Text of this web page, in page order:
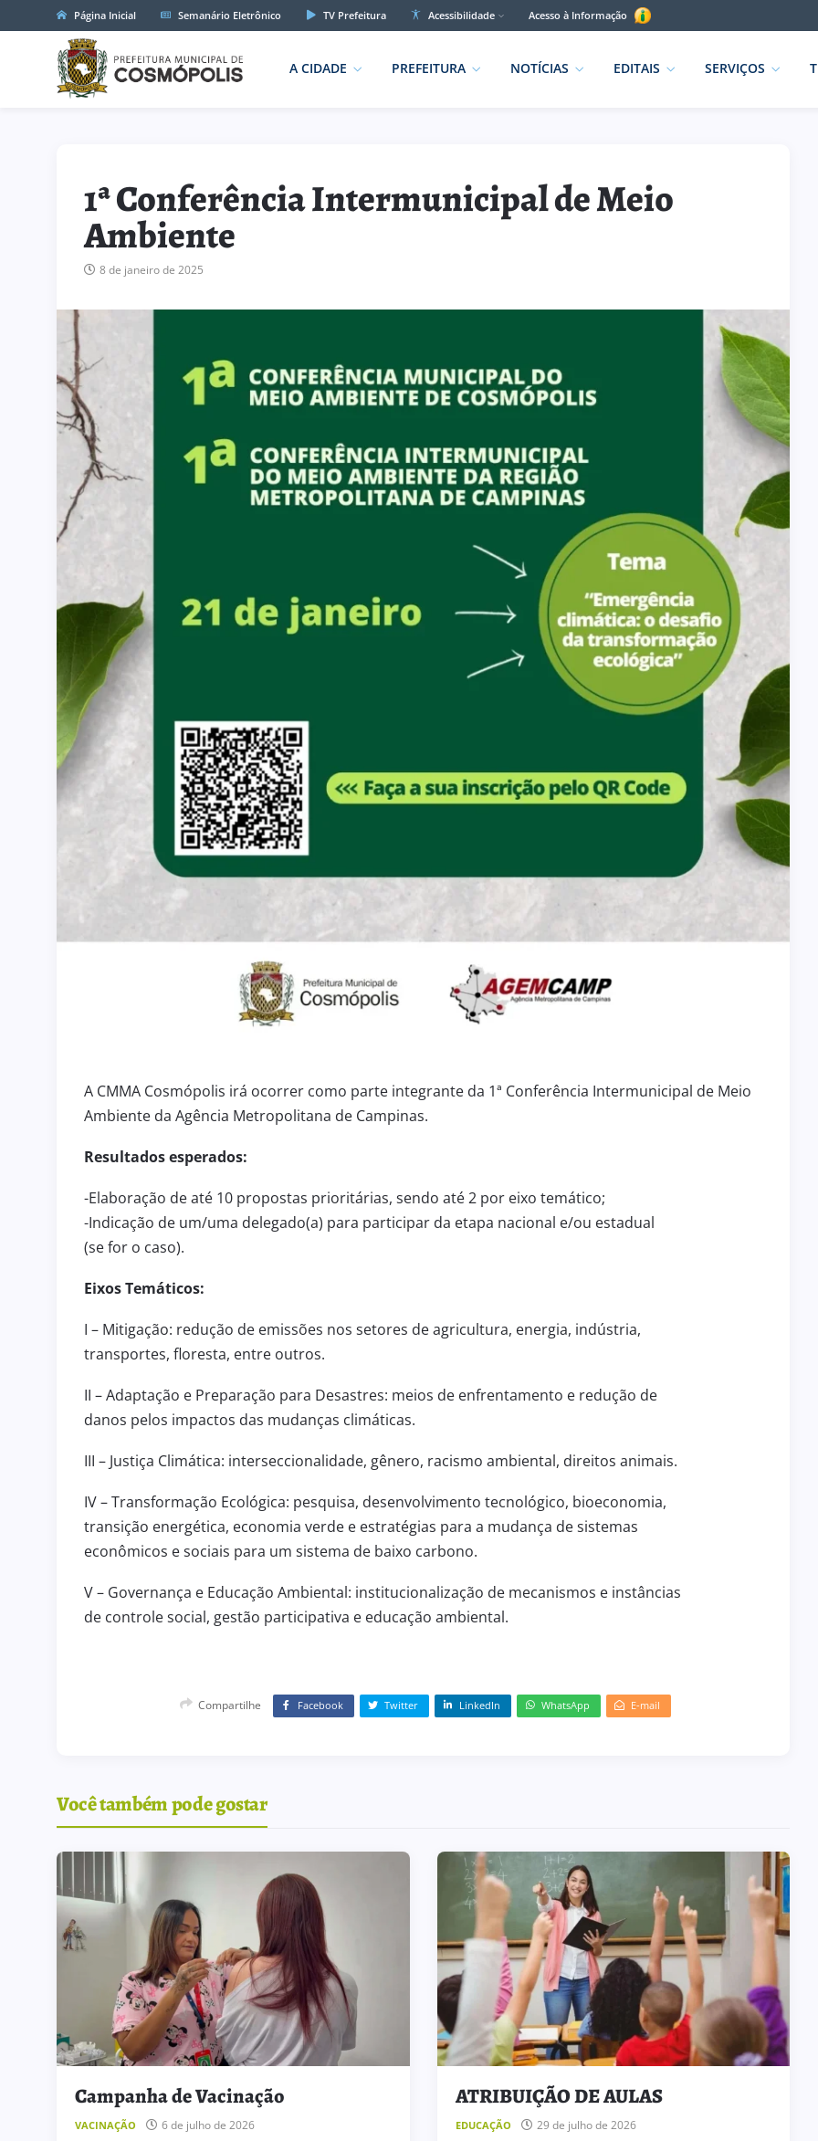
Página Inicial Semanário Eletrônico TV Prefeitura Acessibilidade Acesso à Informação
A CIDADE PREFEITURA NOTÍCIAS EDITAIS SERVIÇOS
1ª Conferência Intermunicipal de Meio
Ambiente
8 de janeiro de 2025
A CMMA Cosmópolis irá ocorrer como parte integrante da 1ª Conferência Intermunicipal de Meio
Ambiente da Agência Metropolitana de Campinas.
Resultados esperados:
-Elaboração de até 10 propostas prioritárias, sendo até 2 por eixo temático;
-Indicação de um/uma delegado(a) para participar da etapa nacional e/ou estadual
(se for o caso).
Eixos Temáticos:
I – Mitigação: redução de emissões nos setores de agricultura, energia, indústria,
transportes, floresta, entre outros.
II – Adaptação e Preparação para Desastres: meios de enfrentamento e redução de
danos pelos impactos das mudanças climáticas.
III – Justiça Climática: interseccionalidade, gênero, racismo ambiental, direitos animais.
IV – Transformação Ecológica: pesquisa, desenvolvimento tecnológico, bioeconomia,
transição energética, economia verde e estratégias para a mudança de sistemas
econômicos e sociais para um sistema de baixo carbono.
V – Governança e Educação Ambiental: institucionalização de mecanismos e instâncias
de controle social, gestão participativa e educação ambiental.
Compartilhe Facebook Twitter LinkedIn WhatsApp E-mail
Você também pode gostar
Campanha de Vacinação
VACINAÇÃO 6 de julho de 2026
ATRIBUIÇÃO DE AULAS
EDUCAÇÃO 29 de julho de 2026
BOLETIM INFORMATIVO 239
BOLETIM INFORMATIVO 31 de julho de 2026
ATRIBUIÇÃO DE AULAS